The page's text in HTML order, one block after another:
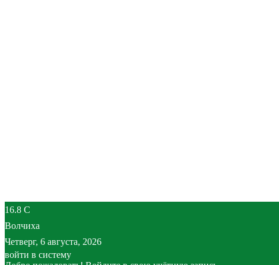
16.8 C
Волчиха
Четверг, 6 августа, 2026
войти в систему